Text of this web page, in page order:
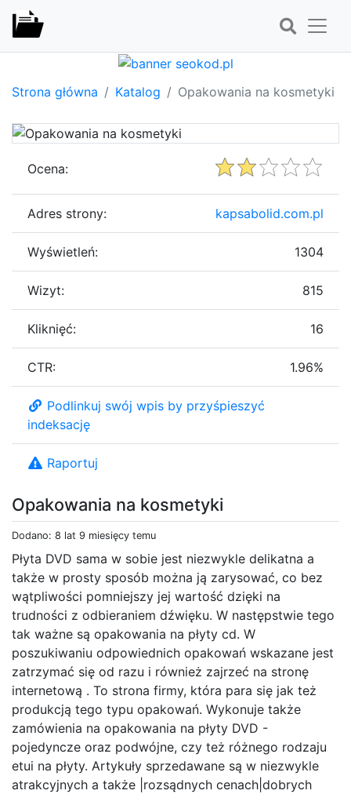
Strona główna Katalog Opakowania na kosmetyki
Opakowania na kosmetyki
Dodano: 8 lat 9 miesięcy temu
Płyta DVD sama w sobie jest niezwykle delikatna a
także w prosty sposób można ją zarysować, co bez
wątpliwości pomniejszy jej wartość dzięki na
trudności z odbieraniem dźwięku. W następstwie tego
tak ważne są opakowania na płyty cd. W
poszukiwaniu odpowiednich opakowań wskazane jest
zatrzymać się od razu i również zajrzeć na stronę
internetową . To strona firmy, która para się jak też
produkcją tego typu opakowań. Wykonuje także
zamówienia na opakowania na płyty DVD -
pojedyncze oraz podwójne, czy też różnego rodzaju
etui na płyty. Artykuły sprzedawane są w niezwykle
atrakcyjnych a także |rozsądnych cenach|dobrych
Ocena:
Adres strony: kapsabolid.com.pl
Wyświetleń: 1304
Wizyt: 815
Kliknięć: 16
CTR: 1.96%
Podlinkuj swój wpis by przyśpieszyć
indeksację
Raportuj